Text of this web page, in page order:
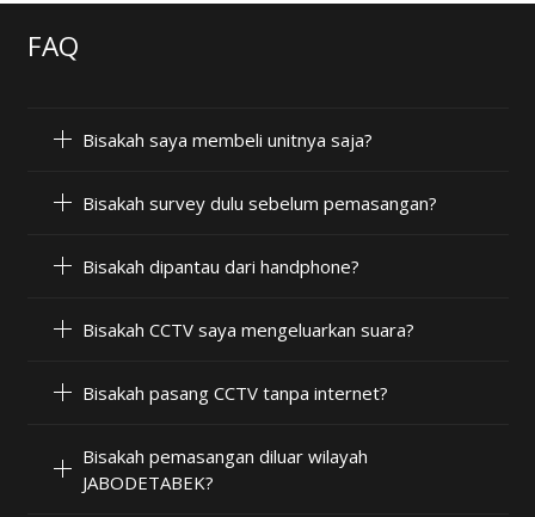
FAQ
Bisakah saya membeli unitnya saja?
Bisakah survey dulu sebelum pemasangan?
Bisakah dipantau dari handphone?
Bisakah CCTV saya mengeluarkan suara?
Bisakah pasang CCTV tanpa internet?
Bisakah pemasangan diluar wilayah
JABODETABEK?